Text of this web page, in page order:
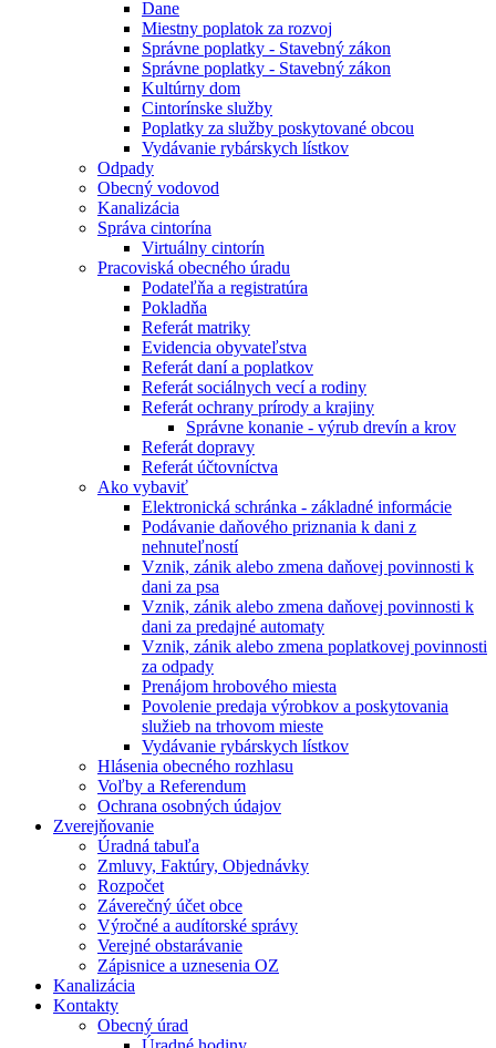
Dane
Miestny poplatok za rozvoj
Správne poplatky - Stavebný zákon
Správne poplatky - Stavebný zákon
Kultúrny dom
Cintorínske služby
Poplatky za služby poskytované obcou
Vydávanie rybárskych lístkov
Odpady
Obecný vodovod
Kanalizácia
Správa cintorína
Virtuálny cintorín
Pracoviská obecného úradu
Podateľňa a registratúra
Pokladňa
Referát matriky
Evidencia obyvateľstva
Referát daní a poplatkov
Referát sociálnych vecí a rodiny
Referát ochrany prírody a krajiny
Správne konanie - výrub drevín a krov
Referát dopravy
Referát účtovníctva
Ako vybaviť
Elektronická schránka - základné informácie
Podávanie daňového priznania k dani z
nehnuteľností
Vznik, zánik alebo zmena daňovej povinnosti k
dani za psa
Vznik, zánik alebo zmena daňovej povinnosti k
dani za predajné automaty
Vznik, zánik alebo zmena poplatkovej povinnosti
za odpady
Prenájom hrobového miesta
Povolenie predaja výrobkov a poskytovania
služieb na trhovom mieste
Vydávanie rybárskych lístkov
Hlásenia obecného rozhlasu
Voľby a Referendum
Ochrana osobných údajov
Zverejňovanie
Úradná tabuľa
Zmluvy, Faktúry, Objednávky
Rozpočet
Záverečný účet obce
Výročné a audítorské správy
Verejné obstarávanie
Zápisnice a uznesenia OZ
Kanalizácia
Kontakty
Obecný úrad